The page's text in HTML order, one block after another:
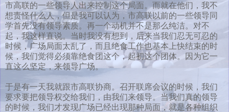
市高联的一些领导人出来控制这个局面。而就在他们，我不
想责怪什么人，但是我可以认为，市高联以前的一些领导同
学首先没有领导素质。再一个动机并不是那么纯洁。对不
起，我这样直说。当时我没有想到，后来当我们忍无可忍的
时候，广场局面太乱了，而且绝食工作也基本上快结束的时
候，我们觉得必须靠绝食团这个，起初这个团体。因为它一
直这么坚定，来领导广场。
于是有一天我就跟市高联协商。召开联席会议的时候，我们
要求要把领导权交给我们，由我们来领导。当我们真的领导
的时候，我们才发现广场已经出现那种局面，就是各种组织